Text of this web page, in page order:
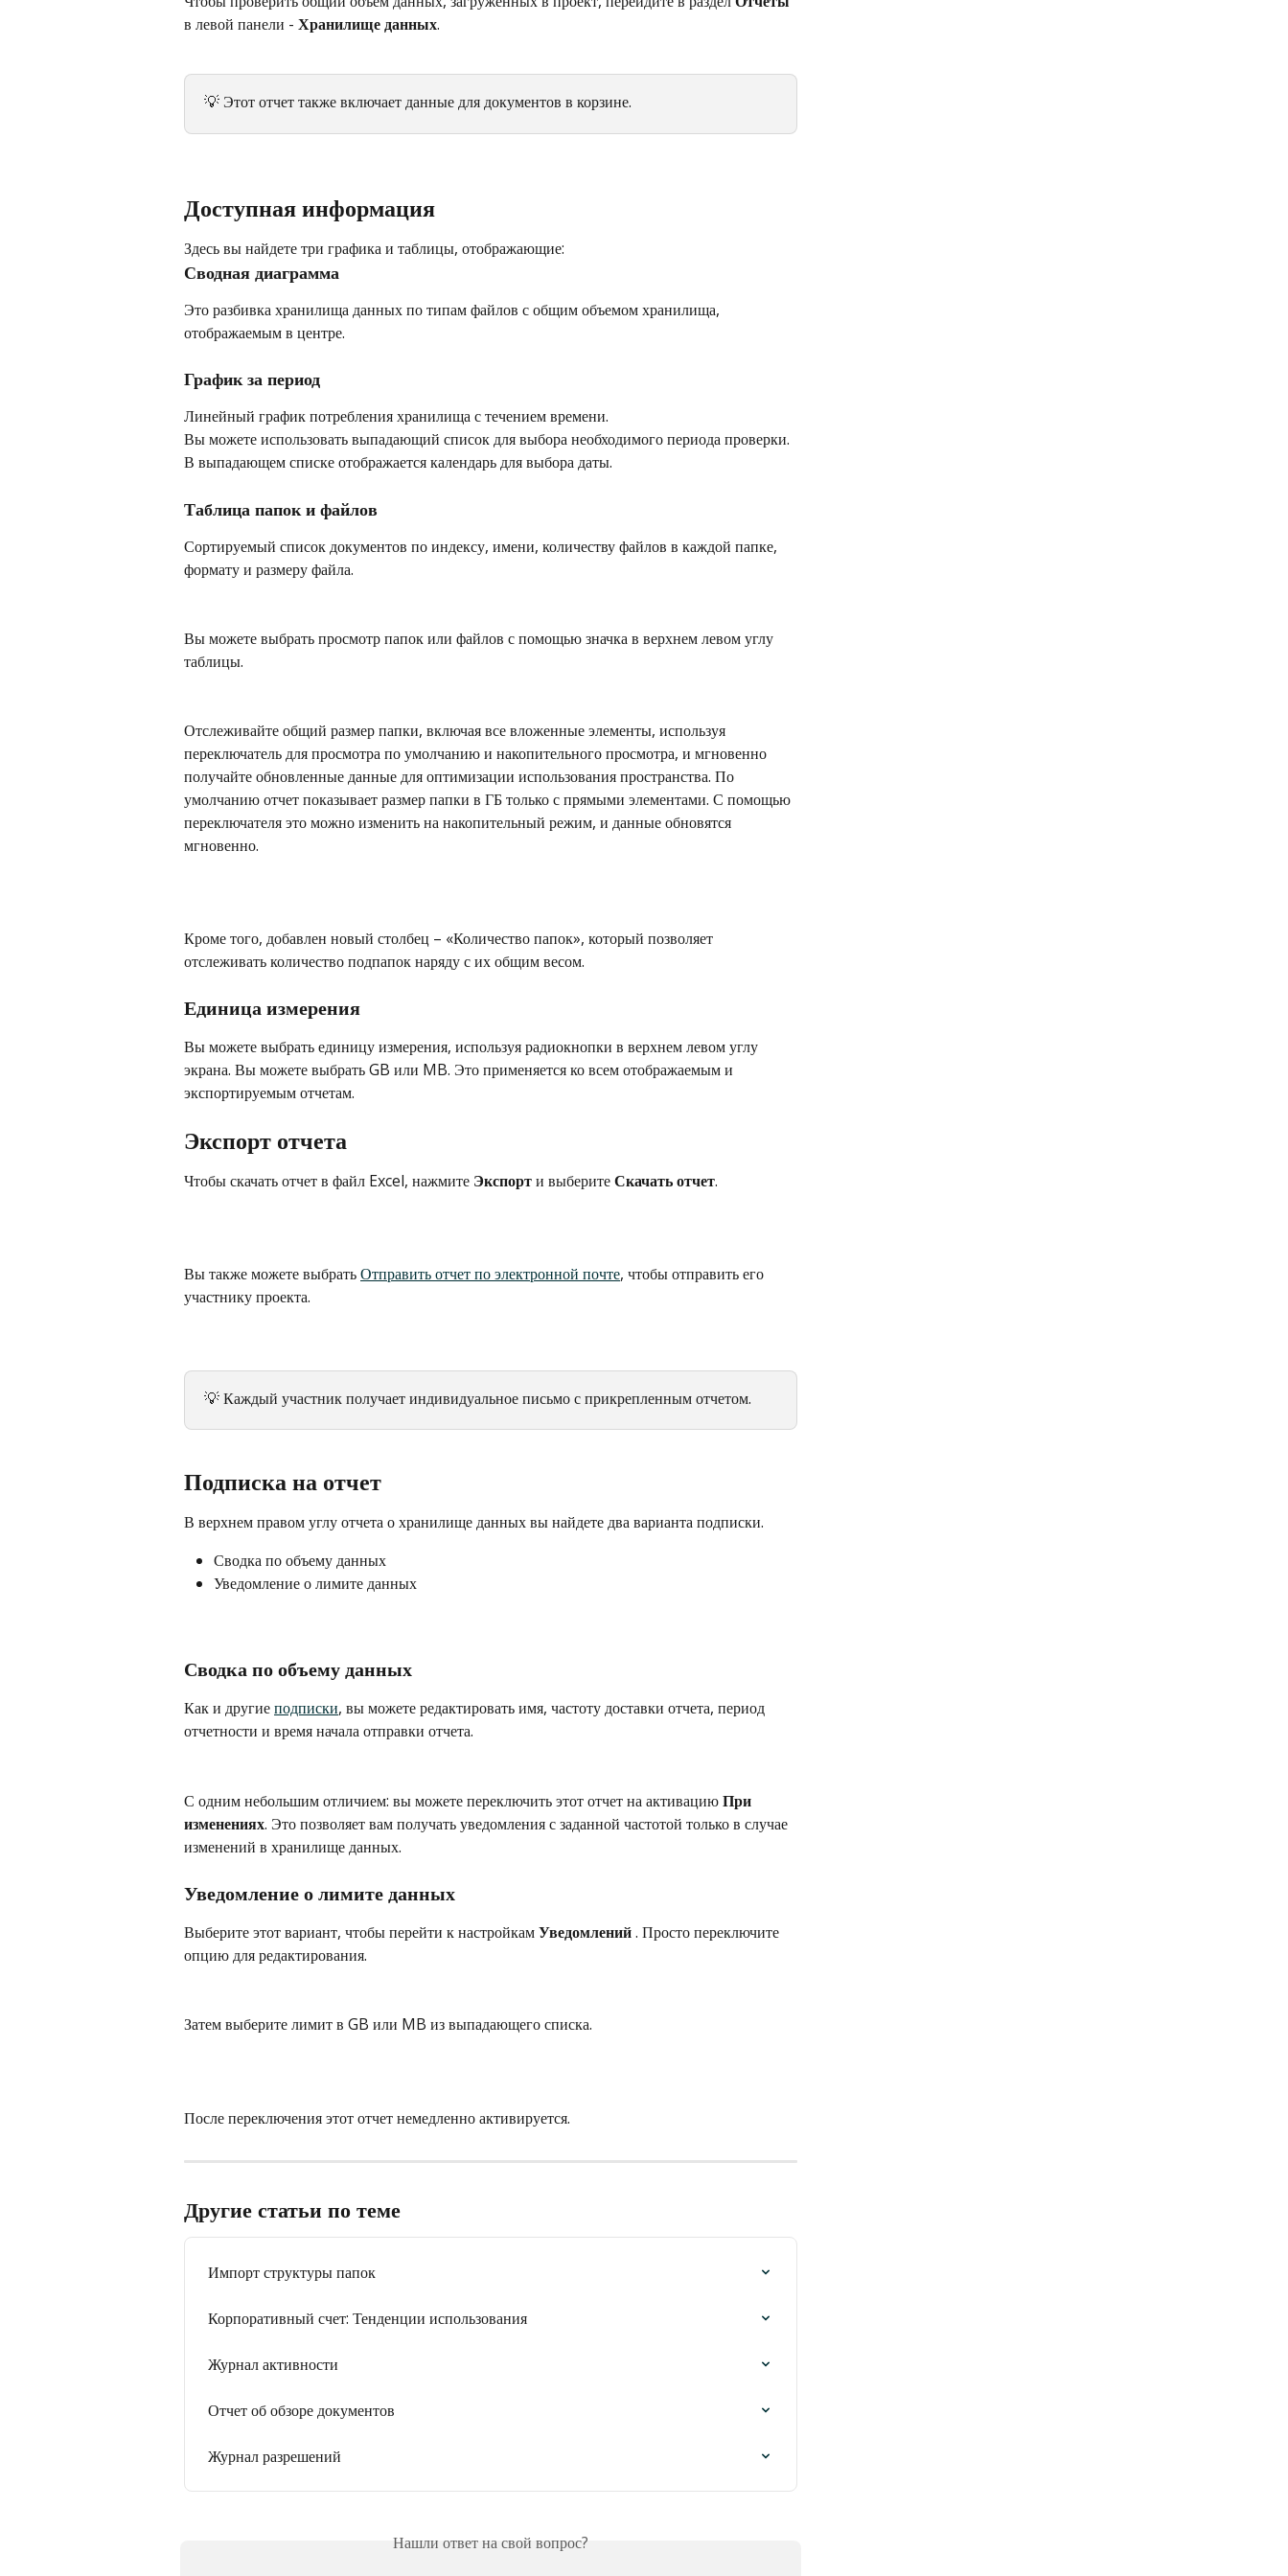
в левой панели - Хранилище данных.
💡 Этот отчет также включает данные для документов в корзине.
Доступная информация
Здесь вы найдете три графика и таблицы, отображающие:
Сводная диаграмма
Это разбивка хранилища данных по типам файлов с общим объемом хранилища,
отображаемым в центре.
График за период
Линейный график потребления хранилища с течением времени.
Вы можете использовать выпадающий список для выбора необходимого периода проверки.
В выпадающем списке отображается календарь для выбора даты.
Таблица папок и файлов
Сортируемый список документов по индексу, имени, количеству файлов в каждой папке,
формату и размеру файла.
Вы можете выбрать просмотр папок или файлов с помощью значка в верхнем левом углу
таблицы.
Отслеживайте общий размер папки, включая все вложенные элементы, используя
переключатель для просмотра по умолчанию и накопительного просмотра, и мгновенно
получайте обновленные данные для оптимизации использования пространства. По
умолчанию отчет показывает размер папки в ГБ только с прямыми элементами. С помощью
переключателя это можно изменить на накопительный режим, и данные обновятся
мгновенно.
Кроме того, добавлен новый столбец – «Количество папок», который позволяет
отслеживать количество подпапок наряду с их общим весом.
Единица измерения
Вы можете выбрать единицу измерения, используя радиокнопки в верхнем левом углу
экрана. Вы можете выбрать GB или MB. Это применяется ко всем отображаемым и
экспортируемым отчетам.
Экспорт отчета
Чтобы скачать отчет в файл Excel, нажмите Экспорт и выберите Скачатьотчет.
Вы также можете выбрать Отправить отчет по электронной почте, чтобы отправить его
участнику проекта.
💡 Каждый участник получает индивидуальное письмо с прикрепленным отчетом.
Подписка на отчет
В верхнем правом углу отчета о хранилище данных вы найдете два варианта подписки.
Сводка по объему данных
Уведомление о лимите данных
Сводка по объему данных
Как и другие подписки, вы можете редактировать имя, частоту доставки отчета, период
отчетности и время начала отправки отчета.
С одним небольшим отличием: вы можете переключить этот отчет на активацию При
изменениях. Это позволяет вам получать уведомления с заданной частотой только в случае
изменений в хранилище данных.
Уведомление о лимите данных
Выберите этот вариант, чтобы перейти к настройкам Уведомлений . Просто переключите
опцию для редактирования.
Затем выберите лимит в GB или MB из выпадающего списка.
После переключения этот отчет немедленно активируется.
Другие статьи по теме
Импорт структуры папок
Корпоративный счет: Тенденции использования
Журнал активности
Отчет об обзоре документов
Журнал разрешений
Нашли ответ на свой вопрос?